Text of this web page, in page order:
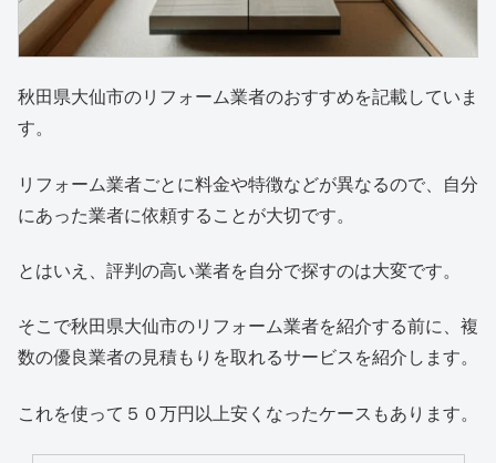
秋田県大仙市のリフォーム業者のおすすめを記載していま
す。
リフォーム業者ごとに料金や特徴などが異なるので、自分
にあった業者に依頼することが大切です。
とはいえ、評判の高い業者を自分で探すのは大変です。
そこで秋田県大仙市のリフォーム業者を紹介する前に、複
数の優良業者の見積もりを取れるサービスを紹介します。
これを使って５０万円以上安くなったケースもあります。